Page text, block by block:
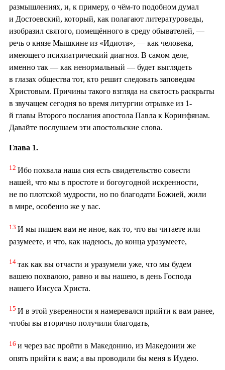
размышлениях, и, к примеру, о чём-то подобном думал
и Достоевский, который, как полагают литературоведы,
изобразил святого, помещённого в среду обывателей, —
речь о князе Мышкине из «Идиота», — как человека,
имеющего психиатрический диагноз. В самом деле,
именно так — как ненормальный — будет выглядеть
в глазах общества тот, кто решит следовать заповедям
Христовым. Причины такого взгляда на святость раскрыты
в звучащем сегодня во время литургии отрывке из 1-
й главы Второго послания апостола Павла к Коринфянам.
Давайте послушаем эти апостольские слова.
Глава 1.
12 Ибо похвала наша сия есть свидетельство совести
нашей, что мы в простоте и богоугодной искренности,
не по плотской мудрости, но по благодати Божией, жили
в мире, особенно же у вас.
13 И мы пишем вам не иное, как то, что вы читаете или
разумеете, и что, как надеюсь, до конца уразумеете,
14 так как вы отчасти и уразумели уже, что мы будем
вашею похвалою, равно и вы нашею, в день Господа
нашего Иисуса Христа.
15 И в этой уверенности я намеревался прийти к вам ранее,
чтобы вы вторично получили благодать,
16 и через вас пройти в Македонию, из Македонии же
опять прийти к вам; а вы проводили бы меня в Иудею.